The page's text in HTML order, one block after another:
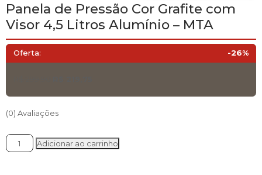
Panela de Pressão Cor Grafite com
Visor 4,5 Litros Alumínio – MTA
era:
Oferta: -26%
(0) Avaliações
Panela
de
Adicionar ao carrinho